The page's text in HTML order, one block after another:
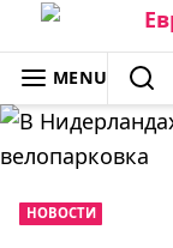
Skip
to
content
ЕВРОПУЛЬС:
MENU
НОВОСТИ